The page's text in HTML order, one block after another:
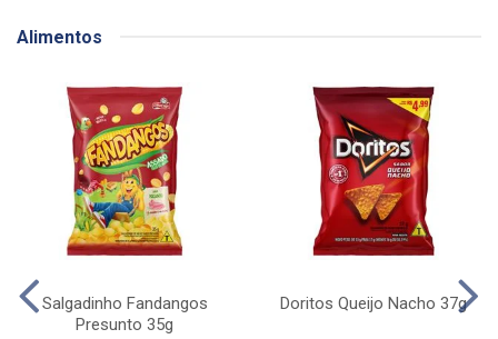
Alimentos
Salgadinho Fandangos
Presunto 35g
Doritos Queijo Nacho 37g